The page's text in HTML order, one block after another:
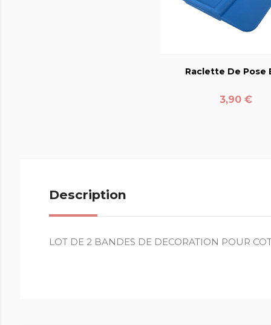
Raclette De Pose
Prix
3,90 €
Description
LOT DE 2 BANDES DE DECORATION POUR